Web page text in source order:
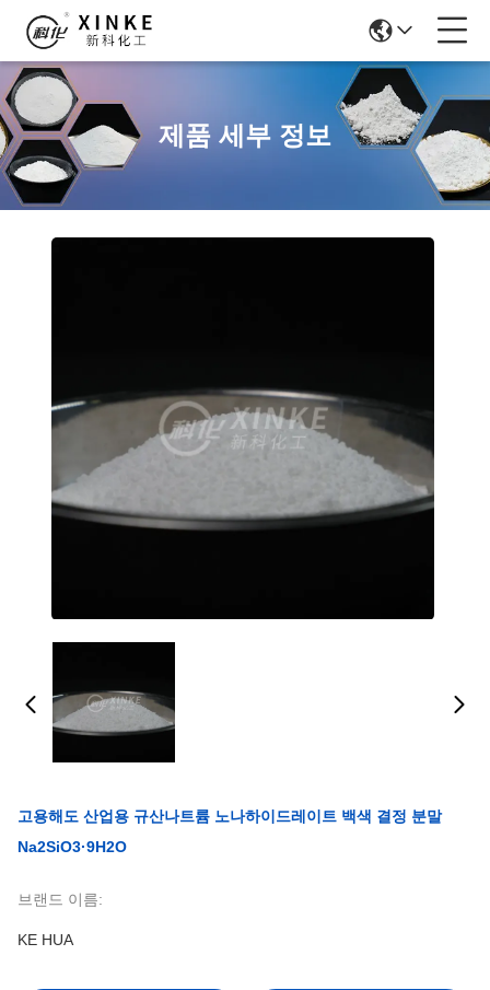
제품 세부 정보
고용해도 산업용 규산나트륨 노나하이드레이트 백색 결정 분말
Na2SiO3·9H2O
브랜드 이름:
KE HUA